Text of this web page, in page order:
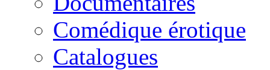
Comédique érotique
Catalogues